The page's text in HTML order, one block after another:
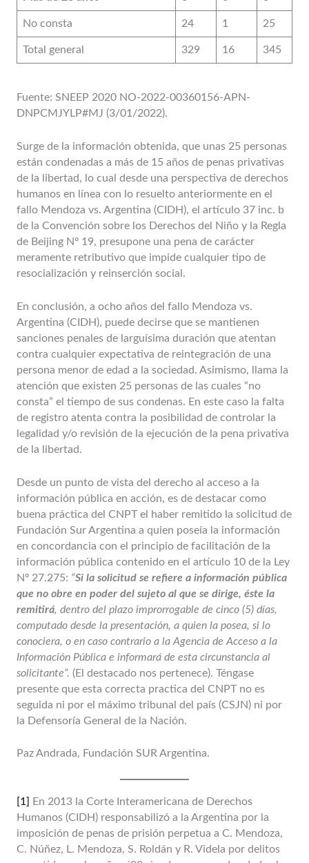
No consta 24 1 25
Total general 329 16 345
Fuente: SNEEP 2020 NO-2022-00360156-APN-
DNPCMJYLP#MJ (3/01/2022).
Surge de la información obtenida, que unas 25 personas
están condenadas a más de 15 años de penas privativas
de la libertad, lo cual desde una perspectiva de derechos
humanos en línea con lo resuelto anteriormente en el
fallo Mendoza vs. Argentina (CIDH), el artículo 37 inc. b
de la Convención sobre los Derechos del Niño y la Regla
de Beijing Nº 19, presupone una pena de carácter
meramente retributivo que impide cualquier tipo de
resocialización y reinserción social.
En conclusión, a ocho años del fallo Mendoza vs.
Argentina (CIDH), puede decirse que se mantienen
sanciones penales de larguísima duración que atentan
contra cualquier expectativa de reintegración de una
persona menor de edad a la sociedad. Asimismo, llama la
atención que existen 25 personas de las cuales “no
consta” el tiempo de sus condenas. En este caso la falta
de registro atenta contra la posibilidad de controlar la
legalidad y/o revisión de la ejecución de la pena privativa
de la libertad.
Desde un punto de vista del derecho al acceso a la
información pública en acción, es de destacar como
buena práctica del CNPT el haber remitido la solicitud de
Fundación Sur Argentina a quien poseía la información
en concordancia con el principio de facilitación de la
información pública contenido en el artículo 10 de la Ley
Nº 27.275: “Si la solicitud se refiere a información pública
que no obre en poder del sujeto al que se dirige, éste la
remitirá, dentro del plazo improrrogable de cinco (5) días,
computado desde la presentación, a quien la posea, si lo
conociera, o en caso contrario a la Agencia de Acceso a la
Información Pública e informará de esta circunstancia al
solicitante”. (El destacado nos pertenece). Téngase
presente que esta correcta practica del CNPT no es
seguida ni por el máximo tribunal del país (CSJN) ni por
la Defensoría General de la Nación.
Paz Andrada, Fundación SUR Argentina.
[1]
En 2013 la Corte Interamericana de Derechos
Humanos (CIDH) responsabilizó a la Argentina por la
imposición de penas de prisión perpetua a C. Mendoza,
C. Núñez, L. Mendoza, S. Roldán y R. Videla por delitos